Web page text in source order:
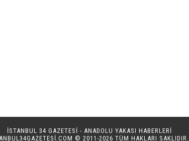
İSTANBUL 34 GAZETESİ - ANADOLU YAKASI HABERLERİ
© 2011-2026 TÜM HAKLARI SAKLIDIR.